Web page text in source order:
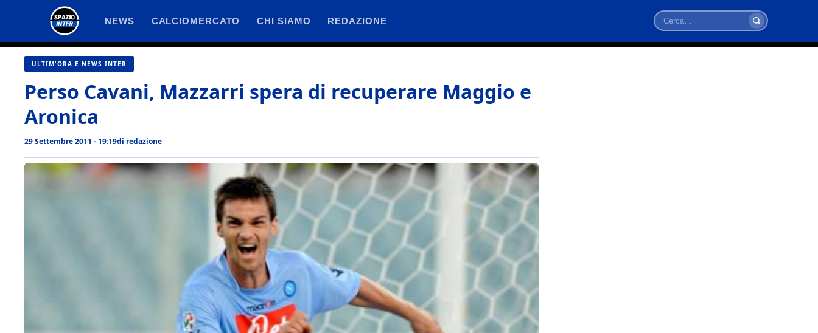
contenuto
NEWS CALCIOMERCATO CHI SIAMO REDAZIONE
Cerca
ULTIM'ORA E NEWS INTER
Perso Cavani, Mazzarri spera di recuperare Maggio e
Aronica
29 Settembre 2011 - 19:19di redazione